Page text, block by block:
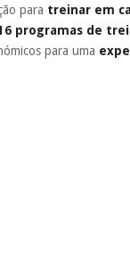
para treinar em
programas de
para uma